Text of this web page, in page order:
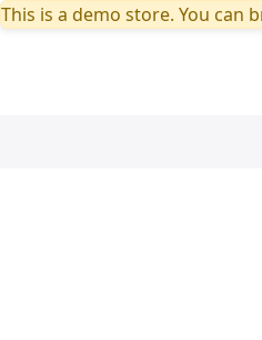
This is a demo store. You